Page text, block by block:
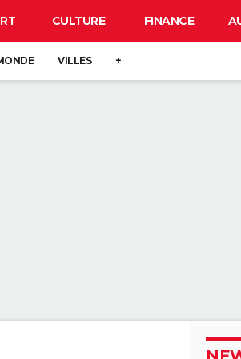
CULTURE FINANCE
VILLES +